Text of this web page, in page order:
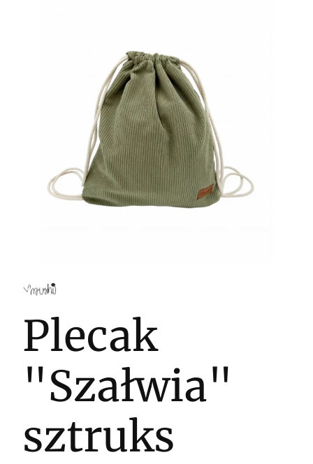
Plecak
"Szałwia"
sztruks